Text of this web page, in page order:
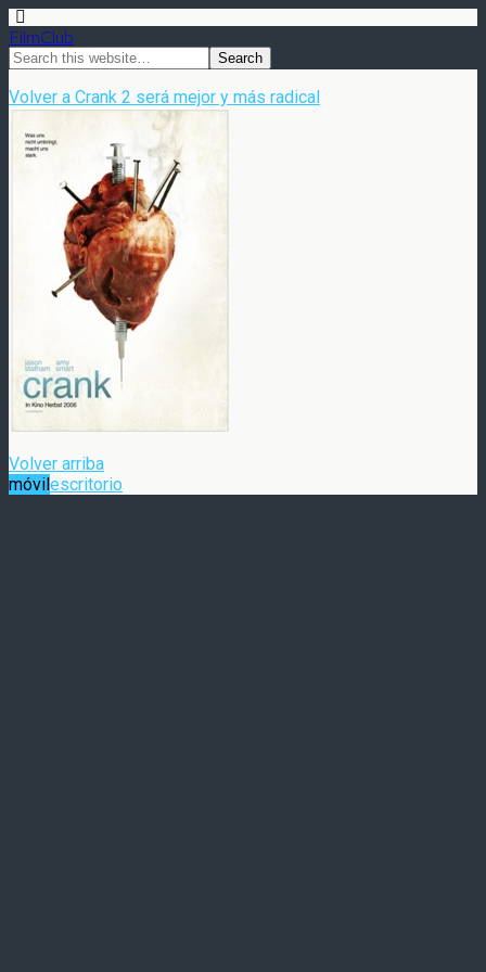
FilmClub
Volver a Crank 2 será mejor y más radical
Volver arriba
móvilescritorio